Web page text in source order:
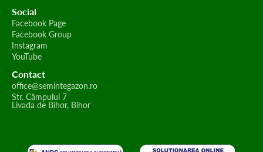
Social
Facebook Page
Facebook Group
Instagram
YouTube
Contact
office@semintegazon.ro
Str. Câmpului 7
Livada de Bihor, Bihor